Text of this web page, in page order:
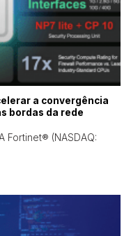
a convergência
bordas da rede
Fortinet® (NASDAQ: